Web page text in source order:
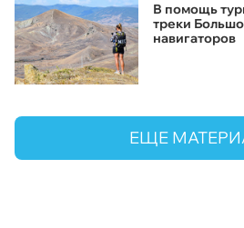
В помощь
треки
навигаторов
ЕЩЕ